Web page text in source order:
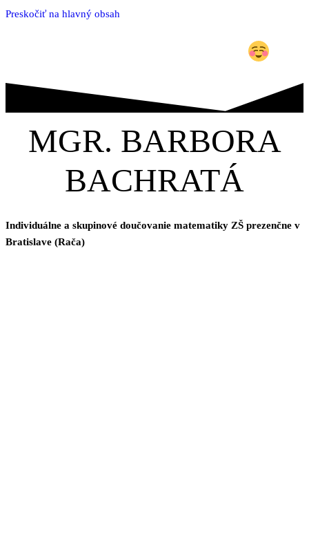
Preskočiť na hlavný obsah
MGR. BARBORA
BACHRATÁ
Individuálne a skupinové doučovanie matematiky ZŠ prezenčne v
Bratislave (Rača)